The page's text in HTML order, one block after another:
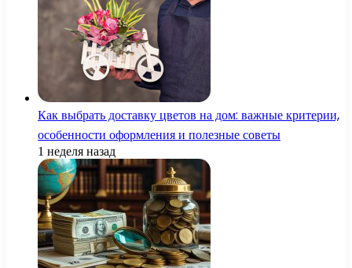
Как выбрать доставку цветов на дом: важные критерии,
особенности оформления и полезные советы
1 неделя назад